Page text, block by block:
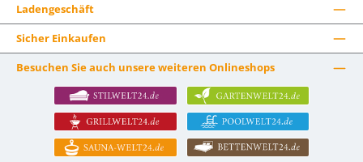
Ladengeschäft
Sicher Einkaufen
Besuchen Sie auch unsere weiteren Onlineshops